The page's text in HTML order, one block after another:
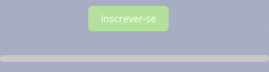
Inscrever-se